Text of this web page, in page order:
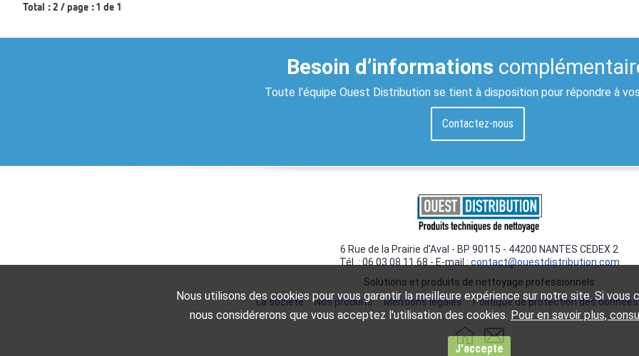
Total : 2 / page : 1 de 1
Besoin d’informations
Toute l'équipe Ouest Distribution se tient à disposition pour répondre à
Contactez-nous
6 Rue de la Prairie d'Aval - BP 90115 - 44200 NANTES CEDEX 2
Tél. : 06 03 08 11 68 - E-mail : contact@ouestdistribution.com
Solutions et produits de nettoyage professionnels
La société|Nos produits|Mentions légales |Politique de protection des données
Nous utilisons des cookies pour vous garantir la meilleure expérience sur notre site. Si vous
nous considérerons que vous acceptez l'utilisation des cookies. Pour en savoir plus,
J'accepte